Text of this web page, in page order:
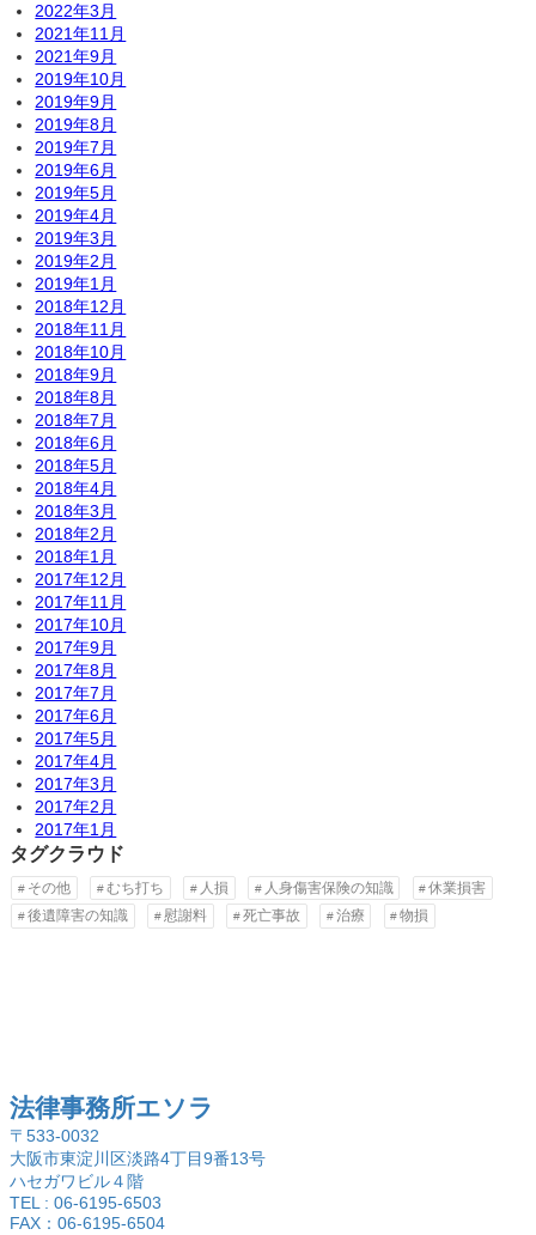
2022年3月
2021年11月
2021年9月
2019年10月
2019年9月
2019年8月
2019年7月
2019年6月
2019年5月
2019年4月
2019年3月
2019年2月
2019年1月
2018年12月
2018年11月
2018年10月
2018年9月
2018年8月
2018年7月
2018年6月
2018年5月
2018年4月
2018年3月
2018年2月
2018年1月
2017年12月
2017年11月
2017年10月
2017年9月
2017年8月
2017年7月
2017年6月
2017年5月
2017年4月
2017年3月
2017年2月
2017年1月
タグクラウド
その他 むち打ち 人損 人身傷害保険の知識
休業損害
後遺障害の知識
慰謝料 死亡事故 治療 物損
法律事務所エソラ
〒533-0032
大阪市東淀川区淡路4丁目9番13号
ハセガワビル４階
TEL : 06-6195-6503
FAX：06-6195-6504